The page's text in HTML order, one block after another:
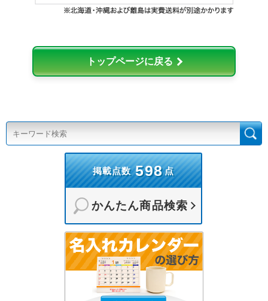
トップページに戻る
掲載点数 598点
かんたん商品検索